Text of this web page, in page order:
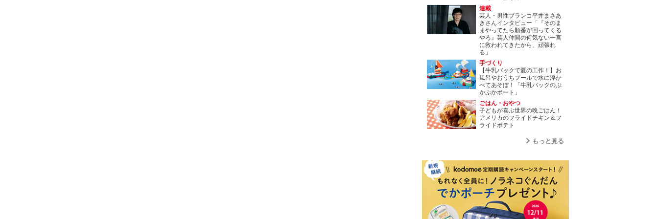
連載
芸人・男性ブランコ平井まさあ
きさんインタビュー「『そのま
まやってたら順番が回ってくる
やろ』芸人仲間の何気ない一言
に救われてきたから、頑張れ
る」
手づくり
【牛乳パックで夏の工作！】お
風呂やおうちプールで水に浮か
べてあそぼ！「牛乳パックのぷ
かぷかボート」
ごはん・おやつ
子どもが喜ぶ世界の晩ごはん！
アメリカのフライドチキン＆フ
ライドポテト
もっと見る